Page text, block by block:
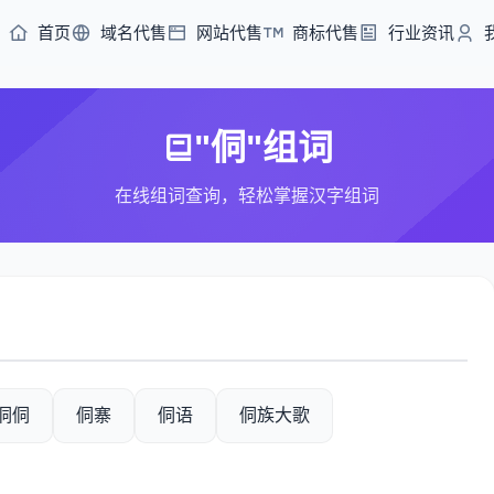
首页 域名代售 网站代售 商标代售 行业资讯
"侗"组词
在线组词查询，轻松掌握汉字组词
侗 侗寨 侗语 侗族大歌